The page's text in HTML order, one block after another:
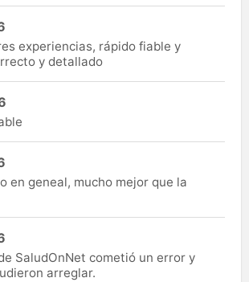
experiencias, rápido fiable y
y detallado
en geneal, mucho mejor que la
SaludOnNet cometió un error y
arreglar.